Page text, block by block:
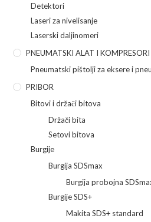
Detektori
Laseri za nivelisanje
Laserski daljinomeri
PNEUMATSKI ALAT I KOMPRESORI
Pneumatski pištolji za eksere i
PRIBOR
Bitovi i držači bitova
Držači bita
Setovi bitova
Burgije
Burgija SDSmax
Burgija probojna
Burgije SDS+
Makita SDS+ standard